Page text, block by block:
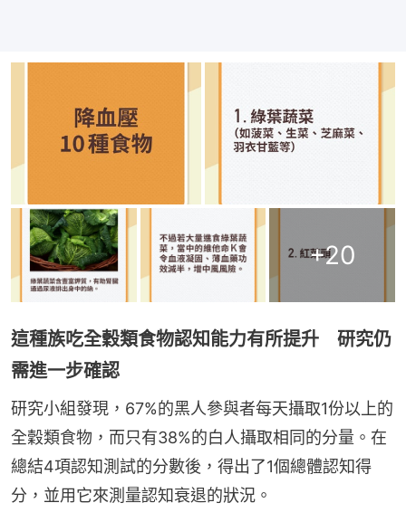
+20
這種族吃全穀類食物認知能力有所提升 研究仍
需進一步確認
研究小組發現，67%的黑人參與者每天攝取1份以上的
全穀類食物，而只有38%的白人攝取相同的分量。在
總結4項認知測試的分數後，得出了1個總體認知得
分，並用它來測量認知衰退的狀況。